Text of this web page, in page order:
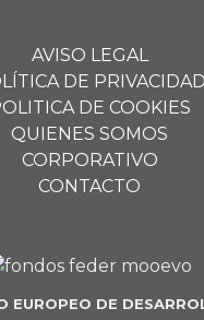
AVISO LEGAL
DE PRIVACIDAD
DE COOKIES
QUIENES SOMOS
CORPORATIVO
CONTACTO
EUROPEO DE